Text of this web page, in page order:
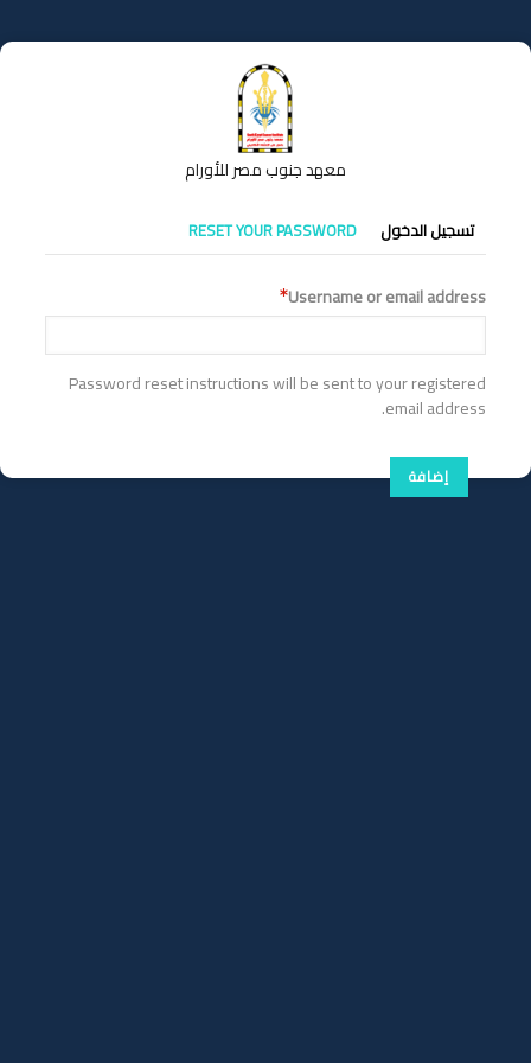
إلى
المحتوى
معهد جنوب مصر للأورام
التبويبات
الأساسية
تسجيل الدخول RESET YOUR PASSWORD
Username or email address
Password reset instructions will be sent to your registered
email address.